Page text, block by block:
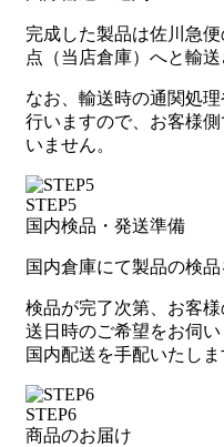
完成した製品は佐川急
点（当店倉庫）へと輸送
なお、輸送時の通関処
行いますので、お客様
いません。
STEP5
国内検品・発送準備
国内倉庫にて製品の検品
検品が完了次第、お客
送日時のご希望をお伺い
国内配送を手配いたしま
STEP6
商品のお届け